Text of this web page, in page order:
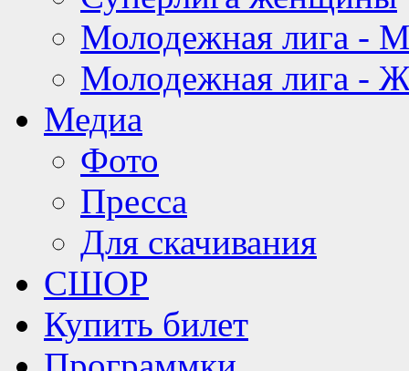
Молодежная лига -
Молодежная лига -
Медиа
Фото
Пресса
Для скачивания
СШОР
Купить билет